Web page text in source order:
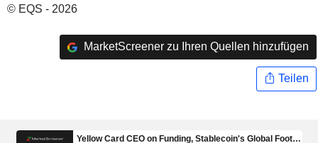
© EQS - 2026
MarketScreener zu Ihren Quellen hinzufügen
Teilen